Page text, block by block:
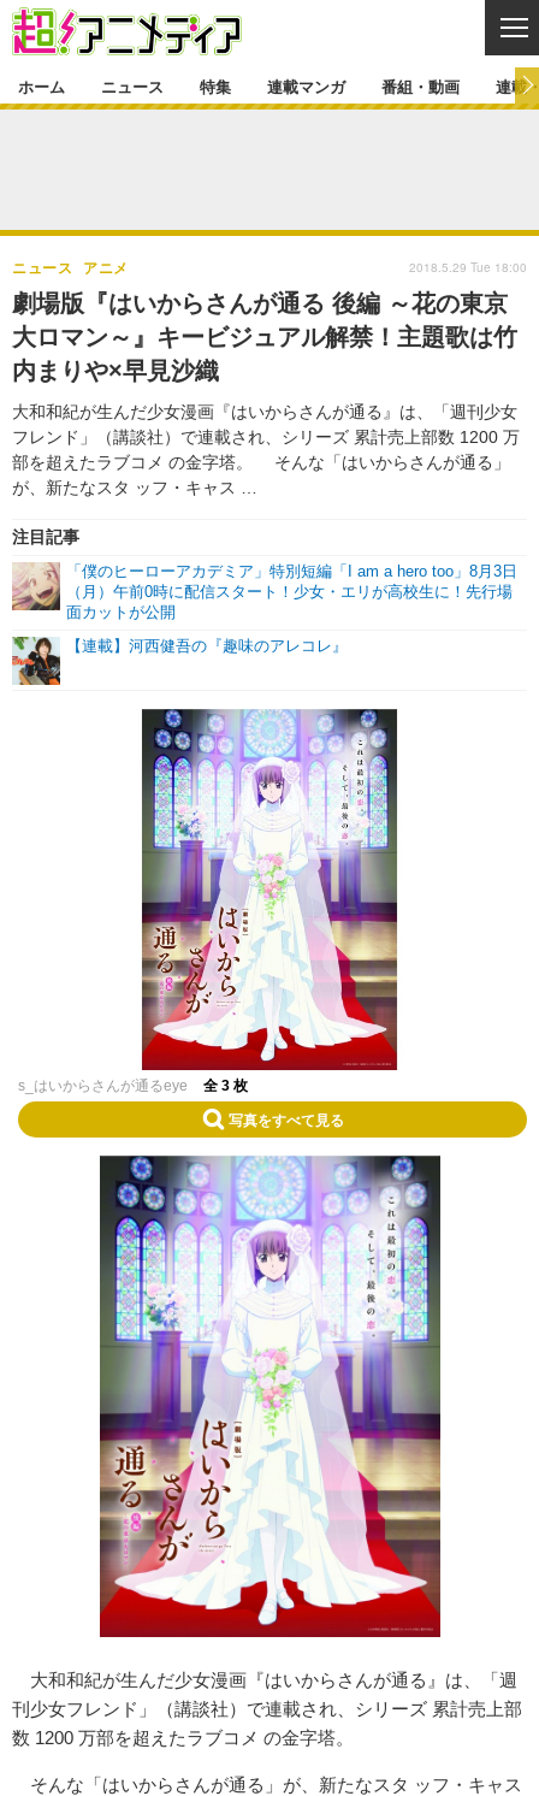
ゲーム・アプリ マンガ
グッズ イベント
声優
舞台 新帝スタ
特集一覧 カバー
ラキりす
連載マンガ
連載マンガ一覧 連載一覧
番組・動画
番組・動画一覧 ラジオ
動画
連載・ブログ
連載・ブログ一覧
編集部ブログ・お知らせ
ホーム ニュース 特集 連載マンガ 番組・動画 連載
劇場版『はいからさんが通る 後編 ～花の東京
大ロマン～』キービジュアル解禁！主題歌は竹
内まりや×早見沙織
大和和紀が生んだ少女漫画『はいからさんが通る』は、「週刊少女
フレンド」（講談社）で連載され、シリーズ 累計売上部数 1200 万
部を超えたラブコメ の金字塔。 そんな「はいからさんが通る」
が、新たなスタ ッフ・キャス …
ニュース アニメ
注目記事
「僕のヒーローアカデミア」特別短編「I am a hero too」8月3日
（月）午前0時に配信スタート！少女・エリが高校生に！先行場
面カットが公開
【連載】河西健吾の『趣味のアレコレ』
2018.5.29 Tue 18:00
s_はいからさんが通るeye 全 3 枚
写真をすべて見る
大和和紀が生んだ少女漫画『はいからさんが通る』は、「週
刊少女フレンド」（講談社）で連載され、シリーズ 累計売上部
数 1200 万部を超えたラブコメ の金字塔。
そんな「はいからさんが通る」が、新たなスタ ッフ・キャス